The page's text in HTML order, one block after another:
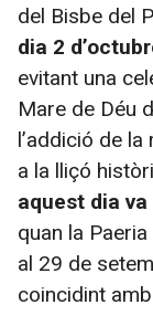
del Bisbe del
dia 2
evitant una
Mare de Déu
l’addició de
a la lliçó
aquest dia
quan la
al 29 de
coincidint